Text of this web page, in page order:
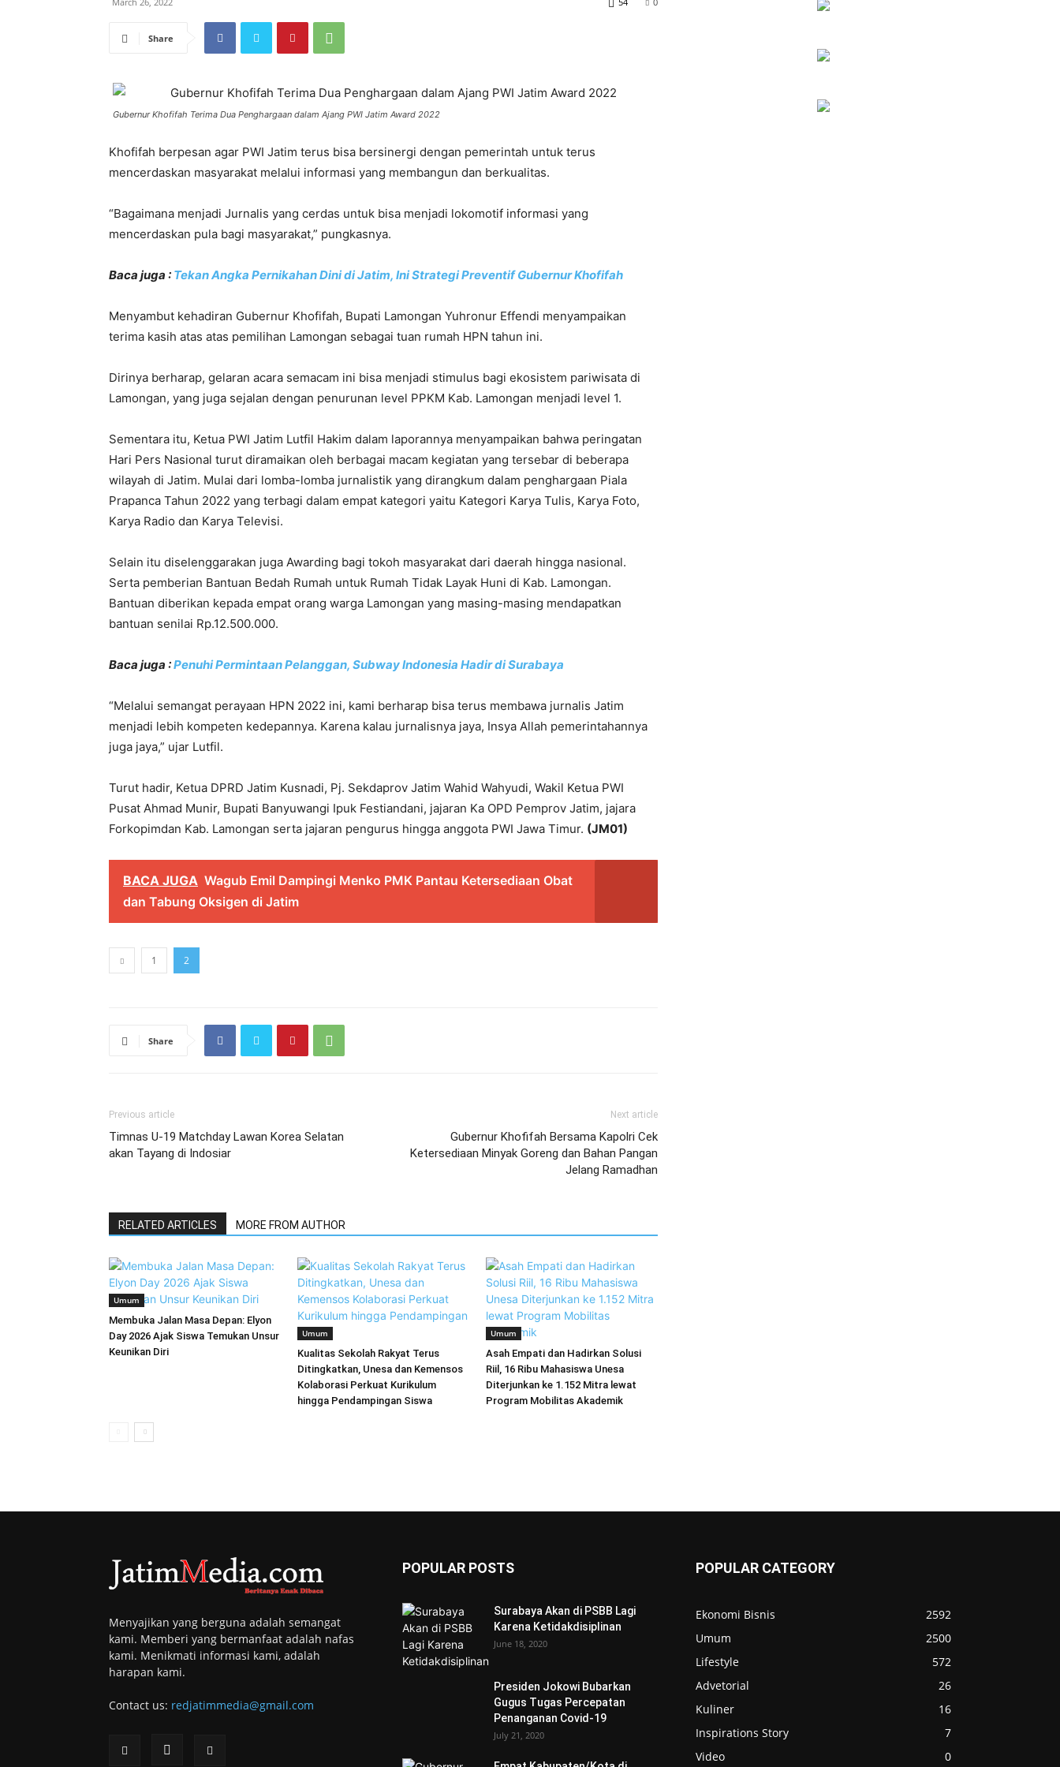
Share
Gubernur Khofifah Terima Dua Penghargaan dalam Ajang PWI Jatim Award 2022
Khofifah berpesan agar PWI Jatim terus bisa bersinergi dengan pemerintah untuk terus
mencerdaskan masyarakat melalui informasi yang membangun dan berkualitas.
“Bagaimana menjadi Jurnalis yang cerdas untuk bisa menjadi lokomotif informasi yang
mencerdaskan pula bagi masyarakat,” pungkasnya.
Baca juga : Tekan Angka Pernikahan Dini di Jatim, Ini Strategi Preventif Gubernur Khofifah
Menyambut kehadiran Gubernur Khofifah, Bupati Lamongan Yuhronur Effendi menyampaikan
terima kasih atas atas pemilihan Lamongan sebagai tuan rumah HPN tahun ini.
Dirinya berharap, gelaran acara semacam ini bisa menjadi stimulus bagi ekosistem pariwisata di
Lamongan, yang juga sejalan dengan penurunan level PPKM Kab. Lamongan menjadi level 1.
Sementara itu, Ketua PWI Jatim Lutfil Hakim dalam laporannya menyampaikan bahwa peringatan
Hari Pers Nasional turut diramaikan oleh berbagai macam kegiatan yang tersebar di beberapa
wilayah di Jatim. Mulai dari lomba-lomba jurnalistik yang dirangkum dalam penghargaan Piala
Prapanca Tahun 2022 yang terbagi dalam empat kategori yaitu Kategori Karya Tulis, Karya Foto,
Karya Radio dan Karya Televisi.
Selain itu diselenggarakan juga Awarding bagi tokoh masyarakat dari daerah hingga nasional.
Serta pemberian Bantuan Bedah Rumah untuk Rumah Tidak Layak Huni di Kab. Lamongan.
Bantuan diberikan kepada empat orang warga Lamongan yang masing-masing mendapatkan
bantuan senilai Rp.12.500.000.
Baca juga :Penuhi Permintaan Pelanggan, Subway Indonesia Hadir di Surabaya
“Melalui semangat perayaan HPN 2022 ini, kami berharap bisa terus membawa jurnalis Jatim
menjadi lebih kompeten kedepannya. Karena kalau jurnalisnya jaya, Insya Allah pemerintahannya
juga jaya,” ujar Lutfil.
Turut hadir, Ketua DPRD Jatim Kusnadi, Pj. Sekdaprov Jatim Wahid Wahyudi, Wakil Ketua PWI
Pusat Ahmad Munir, Bupati Banyuwangi Ipuk Festiandani, jajaran Ka OPD Pemprov Jatim, jajara
Forkopimdan Kab. Lamongan serta jajaran pengurus hingga anggota PWI Jawa Timur. (JM01)
BACA JUGA Wagub Emil Dampingi Menko PMK Pantau Ketersediaan Obat
dan Tabung Oksigen di Jatim
1 2
Share
Previous article
Timnas U-19 Matchday Lawan Korea Selatan
akan Tayang di Indosiar
Next article
Gubernur Khofifah Bersama Kapolri Cek
Ketersediaan Minyak Goreng dan Bahan Pangan
Jelang Ramadhan
RELATED ARTICLES MORE FROM AUTHOR
Umum
Membuka Jalan Masa Depan: Elyon
Day 2026 Ajak Siswa Temukan Unsur
Keunikan Diri
Umum
Kualitas Sekolah Rakyat Terus
Ditingkatkan, Unesa dan Kemensos
Kolaborasi Perkuat Kurikulum
hingga Pendampingan Siswa
Umum
Asah Empati dan Hadirkan Solusi
Riil, 16 Ribu Mahasiswa Unesa
Diterjunkan ke 1.152 Mitra lewat
Program Mobilitas Akademik
Menyajikan yang berguna adalah semangat
kami. Memberi yang bermanfaat adalah nafas
kami. Menikmati informasi kami, adalah
harapan kami.
Contact us: redjatimmedia@gmail.com
POPULAR POSTS
Surabaya Akan di PSBB Lagi
Karena Ketidakdisiplinan
June 18, 2020
Presiden Jokowi Bubarkan
Gugus Tugas Percepatan
Penanganan Covid-19
July 21, 2020
POPULAR CATEGORY
Ekonomi Bisnis
2592
Umum
2500
Lifestyle
572
Advetorial
26
Kuliner
16
Inspirations Story
7
Video
0